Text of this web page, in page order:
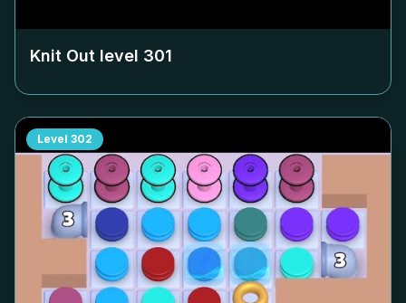
Knit Out level 301
Level 302